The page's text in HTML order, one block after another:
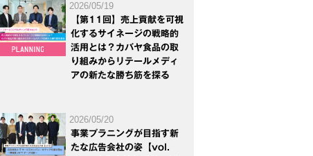
2026/05/19
【第11回】売上貢献を可視
化するサイネージの戦略的
活用とは？カバヤ食品の取
り組みからリテールメディ
アの新たな勝ち筋を探る
2026/05/20
事業プラニングが目指す新
たな広告会社の姿【vol.